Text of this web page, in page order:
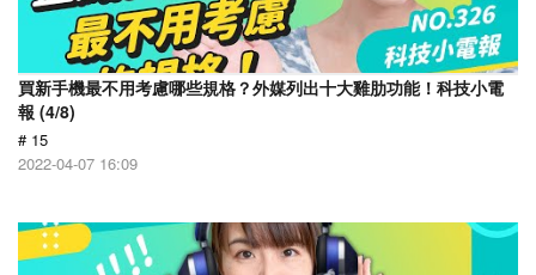
買新手機最不用考慮哪些規格？外媒列出十大雞肋功能！科技小電
報 (4/8)
# 15
2022-04-07 16:09